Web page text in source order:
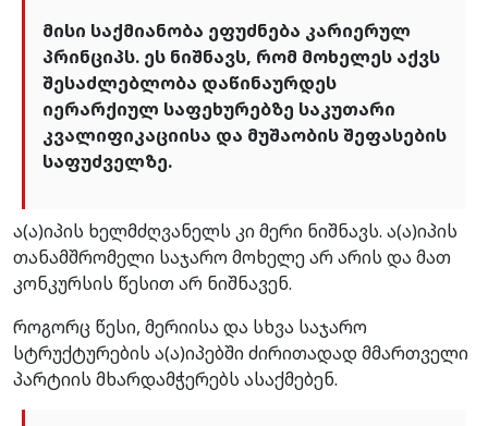
მისი საქმიანობა ეფუძნება კარიერულ
პრინციპს. ეს ნიშნავს, რომ მოხელეს აქვს
შესაძლებლობა დაწინაურდეს
იერარქიულ საფეხურებზე საკუთარი
კვალიფიკაციისა და მუშაობის შეფასების
საფუძველზე.
ა(ა)იპის ხელმძღვანელს კი მერი ნიშნავს. ა(ა)იპის
თანამშრომელი საჯარო მოხელე არ არის და მათ
კონკურსის წესით არ ნიშნავენ.
როგორც წესი, მერიისა და სხვა საჯარო
სტრუქტურების ა(ა)იპებში ძირითადად მმართველი
პარტიის მხარდამჭერებს ასაქმებენ.